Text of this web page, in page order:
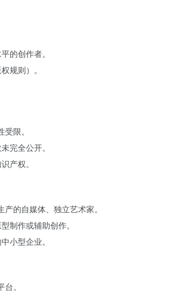
的创作者。
规则）。
限。
完全公开。
产权。
的自媒体、独立艺术家。
制作或辅助创作。
小型企业。
。